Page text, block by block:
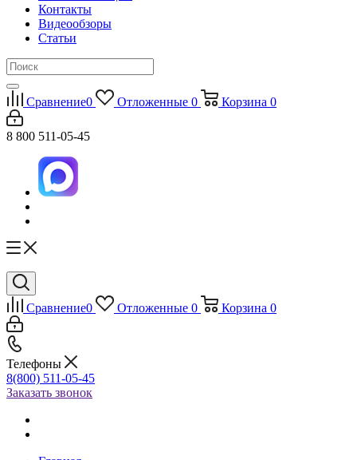
Контакты
Видеообзоры
Статьи
Сравнение0 Отложенные 0 Корзина 0
8 800 511-05-45
Сравнение0 Отложенные 0 Корзина 0
Телефоны
8(800) 511-05-45
Заказать звонок